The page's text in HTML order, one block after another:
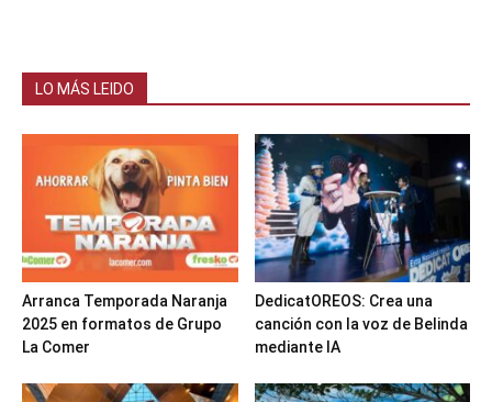
LO MÁS LEIDO
Arranca Temporada Naranja
2025 en formatos de Grupo
La Comer
DedicatOREOS: Crea una
canción con la voz de Belinda
mediante IA